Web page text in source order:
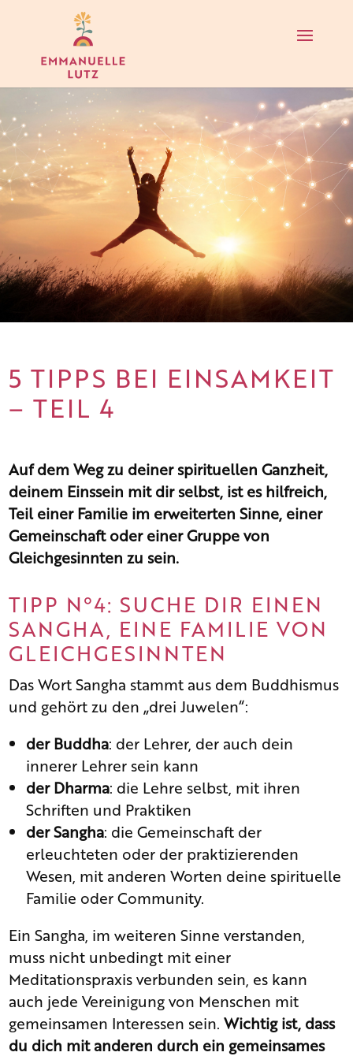
5 TIPPS BEI EINSAMKEIT
– TEIL 4
Auf dem Weg zu deiner spirituellen Ganzheit,
deinem Einssein mit dir selbst, ist es hilfreich,
Teil einer Familie im erweiterten Sinne, einer
Gemeinschaft oder einer Gruppe von
Gleichgesinnten zu sein.
TIPP N°4: SUCHE DIR EINEN
SANGHA, EINE FAMILIE VON
GLEICHGESINNTEN
Das Wort Sangha stammt aus dem Buddhismus
und gehört zu den „drei Juwelen“:
der Buddha: der Lehrer, der auch dein
innerer Lehrer sein kann
der Dharma: die Lehre selbst, mit ihren
Schriften und Praktiken
der Sangha: die Gemeinschaft der
erleuchteten oder der praktizierenden
Wesen, mit anderen Worten deine spirituelle
Familie oder Community.
Ein Sangha, im weiteren Sinne verstanden,
muss nicht unbedingt mit einer
Meditationspraxis verbunden sein, es kann
auch jede Vereinigung von Menschen mit
gemeinsamen Interessen sein.Wichtig ist, dass
du dich mit anderen durch ein gemeinsames